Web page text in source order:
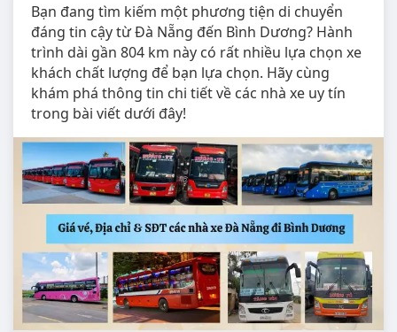
Bạn đang tìm kiếm một phương tiện di chuyển
đáng tin cậy từ Đà Nẵng đến Bình Dương? Hành
trình dài gần 804 km này có rất nhiều lựa chọn xe
khách chất lượng để bạn lựa chọn. Hãy cùng
khám phá thông tin chi tiết về các nhà xe uy tín
trong bài viết dưới đây!